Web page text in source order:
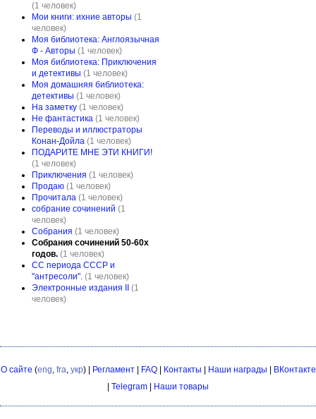
(1 человек)
Мои книги: ихние авторы (1
человек)
Моя библиотека: Англоязычная
Ф - Авторы (1 человек)
Моя библиотека: Приключения
и детективы (1 человек)
Моя домашняя библиотека:
детективы (1 человек)
На заметку (1 человек)
Не фантастика (1 человек)
Переводы и иллюстраторы
Конан-Дойла (1 человек)
ПОДАРИТЕ МНЕ ЭТИ КНИГИ!
(1 человек)
Приключения (1 человек)
Продаю (1 человек)
Прочитала (1 человек)
собрание сочинений (1
человек)
Собрания (1 человек)
Собрания сочинений 50-60х
годов. (1 человек)
СС периода СССР и
"антресоли". (1 человек)
Электронные издания II
(1
человек)
О сайте (eng, fra, укр) | Регламент| FAQ| Контакты Наши награды
ВКонтакте
Telegram Наши товары